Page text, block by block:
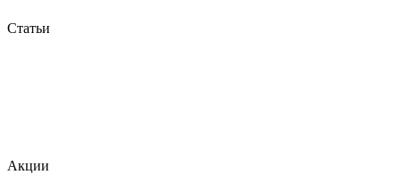
Статьи
Акции